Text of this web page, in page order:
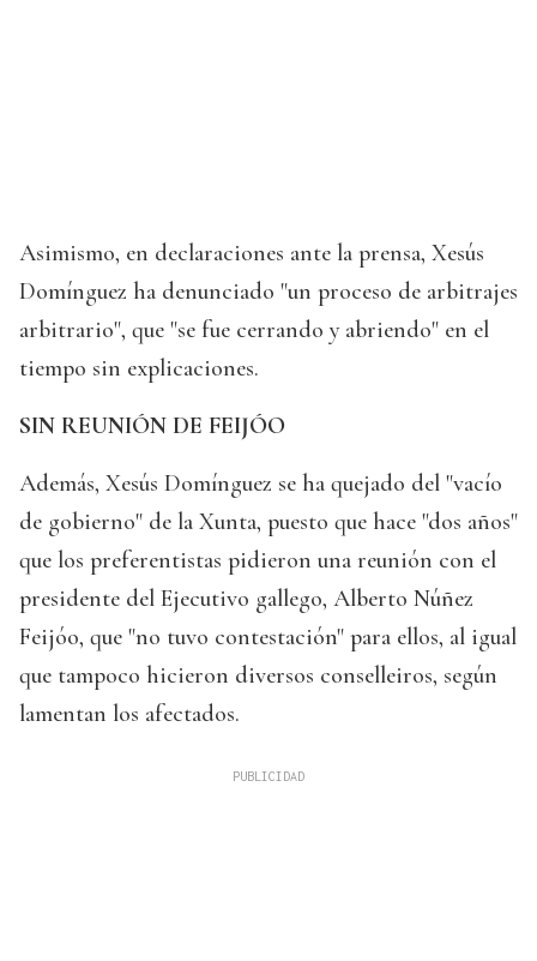
Asimismo, en declaraciones ante la prensa, Xesús
Domínguez ha denunciado "un proceso de arbitrajes
arbitrario", que "se fue cerrando y abriendo" en el
tiempo sin explicaciones.
SIN REUNIÓN DE FEIJÓO
Además, Xesús Domínguez se ha quejado del "vacío
de gobierno" de la Xunta, puesto que hace "dos años"
que los preferentistas pidieron una reunión con el
presidente del Ejecutivo gallego, Alberto Núñez
Feijóo, que "no tuvo contestación" para ellos, al igual
que tampoco hicieron diversos conselleiros, según
lamentan los afectados.